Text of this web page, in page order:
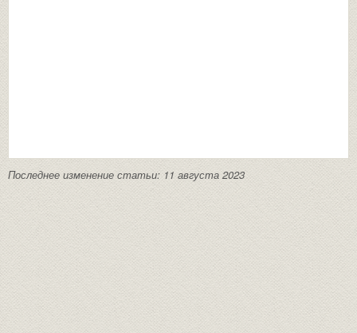
Последнее изменение статьи: 11 августа 2023